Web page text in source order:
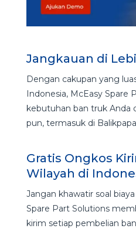
Jangkauan di
Dengan cakupan yang
Indonesia, McEasy Spare
kebutuhan ban truk Anda
pun, termasuk di
Gratis Ongkos
Wilayah di
Jangan khawatir soal
Spare Part Solutions
kirim setiap pembelian